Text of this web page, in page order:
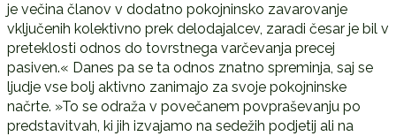
je večina članov v dodatno pokojninsko zavarovanje
vključenih kolektivno prek delodajalcev, zaradi česar je bil v
preteklosti odnos do tovrstnega varčevanja precej
pasiven.« Danes pa se ta odnos znatno spreminja, saj se
ljudje vse bolj aktivno zanimajo za svoje pokojninske
načrte. »To se odraža v povečanem povpraševanju po
predstavitvah, ki jih izvajamo na sedežih podjetij ali na